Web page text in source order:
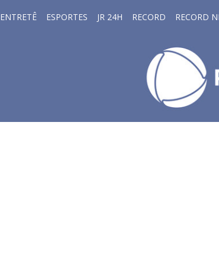
ENTRETÊ ESPORTES JR 24H RECORD RECORD